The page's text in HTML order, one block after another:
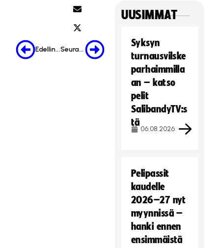
Edellinen Seuraava
UUSIMMAT
Syksyn
turnausvilske
parhaimmilla
an – katso
pelit
SalibandyTV:s
tä
06.08.2026
Pelipassit
kaudelle
2026–27 nyt
myynnissä –
hanki ennen
ensimmäistä